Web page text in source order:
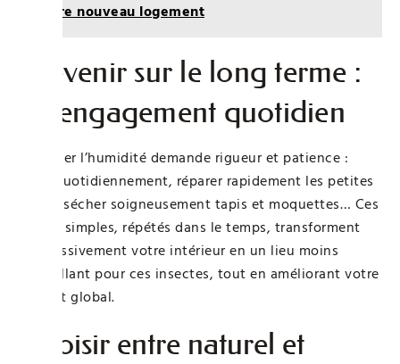
votre nouveau logement
Prévenir sur le long terme :
un engagement quotidien
Maîtriser l’humidité demande rigueur et patience :
aérer quotidiennement, réparer rapidement les petites
fuites, sécher soigneusement tapis et moquettes… Ces
gestes simples, répétés dans le temps, transforment
progressivement votre intérieur en un lieu moins
accueillant pour ces insectes, tout en améliorant votre
confort global.
Choisir entre naturel et